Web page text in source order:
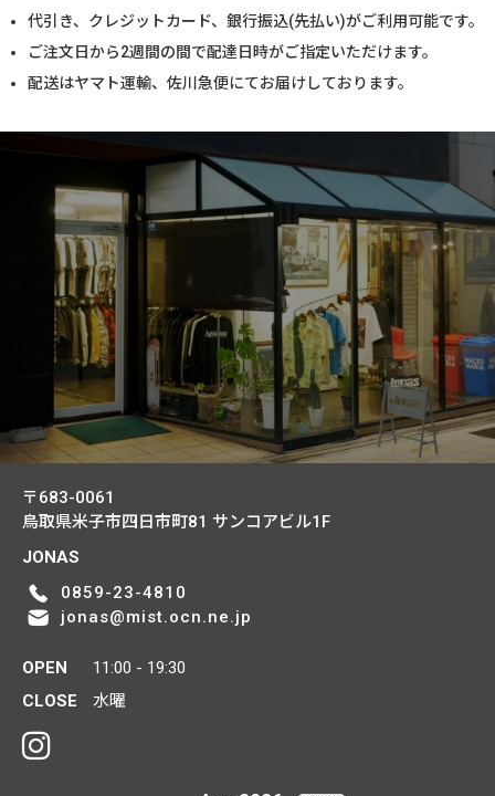
代引き、クレジットカード、銀行振込(先払い)がご利用可能です。
ご注文日から2週間の間で配達日時がご指定いただけます。
配送はヤマト運輸、佐川急便にてお届けしております。
〒683-0061
鳥取県米子市四日市町81 サンコアビル1F
JONAS
0859-23-4810
jonas@mist.ocn.ne.jp
OPEN
11:00 - 19:30
CLOSE
水曜